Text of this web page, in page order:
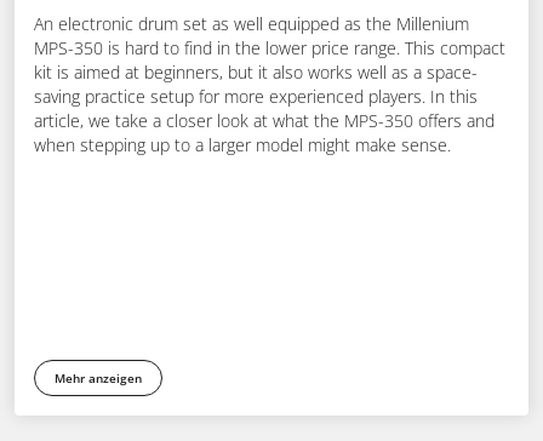
An electronic drum set as well equipped as the Millenium
MPS-350 is hard to find in the lower price range. This compact
kit is aimed at beginners, but it also works well as a space-
saving practice setup for more experienced players. In this
article, we take a closer look at what the MPS-350 offers and
when stepping up to a larger model might make sense.
Mehr anzeigen